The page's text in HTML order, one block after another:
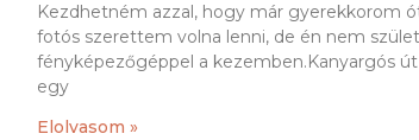
Kezdhetném azzal, hogy már gyerekkorom
fotós szerettem volna lenni, de én nem
fényképezőgéppel a kezemben.Kanyargós
egy
Elolvasom »